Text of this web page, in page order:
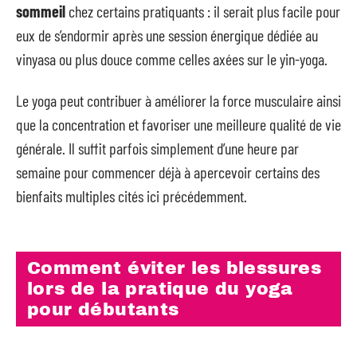
sommeil chez certains pratiquants : il serait plus facile pour
eux de s’endormir après une session énergique dédiée au
vinyasa ou plus douce comme celles axées sur le yin-yoga.
Le yoga peut contribuer à améliorer la force musculaire ainsi
que la concentration et favoriser une meilleure qualité de vie
générale. Il suffit parfois simplement d’une heure par
semaine pour commencer déjà à apercevoir certains des
bienfaits multiples cités ici précédemment.
Comment éviter les blessures
lors de la pratique du yoga
pour débutants